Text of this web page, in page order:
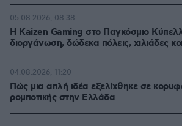
H Kaizen Gaming στο Παγκόσμιο
διοργάνωση, δώδεκα πόλεις, χιλιάδες
05.08.2026, 08:38
Πώς μια απλή ιδέα εξελίχθηκε σε
ρομποτικής στην Ελλάδα
04.08.2026, 11:20